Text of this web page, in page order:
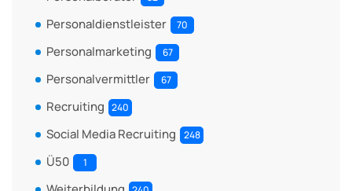
Personaldienstleister 70
Personalmarketing 67
Personalvermittler 67
Recruiting 240
Social Media Recruiting 248
Ü50 1